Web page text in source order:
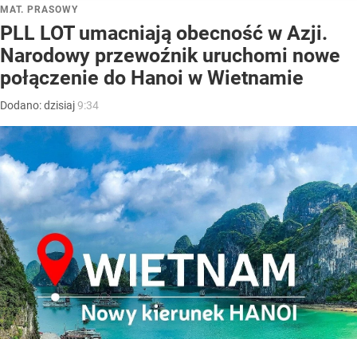
MAT. PRASOWY
PLL LOT umacniają obecność w Azji.
Narodowy przewoźnik uruchomi nowe
połączenie do Hanoi w Wietnamie
Dodano:dzisiaj9:34